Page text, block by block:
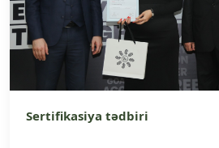
Sertifikasiya tədbiri